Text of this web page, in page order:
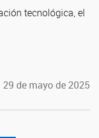
tecnológica, el
de mayo de 2025